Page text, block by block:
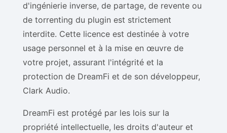
d'ingénierie inverse, de partage, de revente ou
de torrenting du plugin est strictement
interdite. Cette licence est destinée à votre
usage personnel et à la mise en œuvre de
votre projet, assurant l'intégrité et la
protection de DreamFi et de son développeur,
Clark Audio.
DreamFi est protégé par les lois sur la
propriété intellectuelle, les droits d'auteur et